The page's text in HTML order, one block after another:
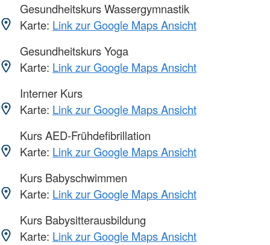
Gesundheitskurs Wassergymnastik
Karte: Link zur Google Maps Ansicht
Gesundheitskurs Yoga
Karte: Link zur Google Maps Ansicht
Interner Kurs
Karte: Link zur Google Maps Ansicht
Kurs AED-Frühdefibrillation
Karte: Link zur Google Maps Ansicht
Kurs Babyschwimmen
Karte: Link zur Google Maps Ansicht
Kurs Babysitterausbildung
Karte: Link zur Google Maps Ansicht